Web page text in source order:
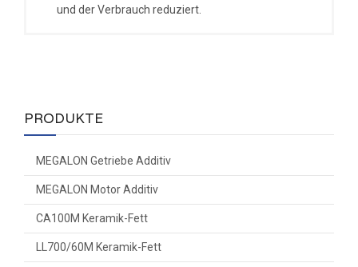
und der Verbrauch reduziert.
PRODUKTE
MEGALON Getriebe Additiv
MEGALON Motor Additiv
CA100M Keramik-Fett
LL700/60M Keramik-Fett